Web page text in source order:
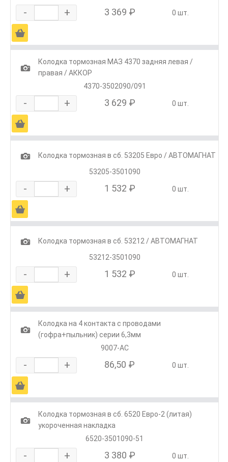
- + 3 369 ₽ 0 шт.
Ä
1
Колодка тормозная МАЗ 4370 задняя левая /
правая / АККОР
4370-3502090/091
- + 3 629 ₽ 0 шт.
Ä
1
Колодка тормозная в сб. 53205 Евро / АВТОМАГНАТ
53205-3501090
- + 1 532 ₽ 0 шт.
Ä
1
Колодка тормозная в сб. 53212 / АВТОМАГНАТ
53212-3501090
- + 1 532 ₽ 0 шт.
Ä
1
Колодка на 4 контакта с проводами
(гофра+пыльник) серии 6,3мм
9007-АС
- + 86,50 ₽ 0 шт.
Ä
1
Колодка тормозная в сб. 6520 Евро-2 (литая)
укороченная накладка
6520-3501090-51
- + 3 380 ₽ 0 шт.